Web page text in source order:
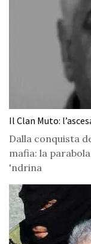
Il Clan Muto:
Dalla conquista
mafia: la
'ndrina